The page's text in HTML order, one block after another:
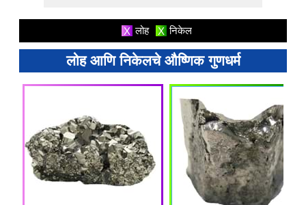
X लोह X निकेल
लोह आणि निकेलचे औष्णिक गुणधर्म